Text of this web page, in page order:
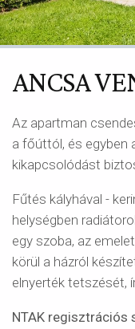
ANCSA
Az apartman
a főúttól, és egyben
kikapcsolódást
Fűtés kályhával -
helységben
egy szoba, az
körül a házról
elnyerték tetszését,
NTAK regisztrációs